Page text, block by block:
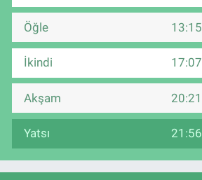
Öğle 13:15
İkindi 17:07
Akşam 20:21
Yatsı 21:56